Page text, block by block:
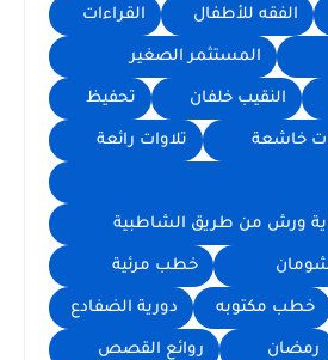
الفقه للأطفال القراءات
المستثمر الصغير
النقيب خلفان تحفيظ
خاشعة تلاوات رائعة
ورش من طريق الشاطبية
خطب مرئية
خطب مكتوبه دورية الضفادع
رمضان روائع القصص